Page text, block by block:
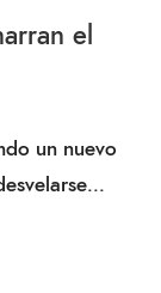
el
un nuevo